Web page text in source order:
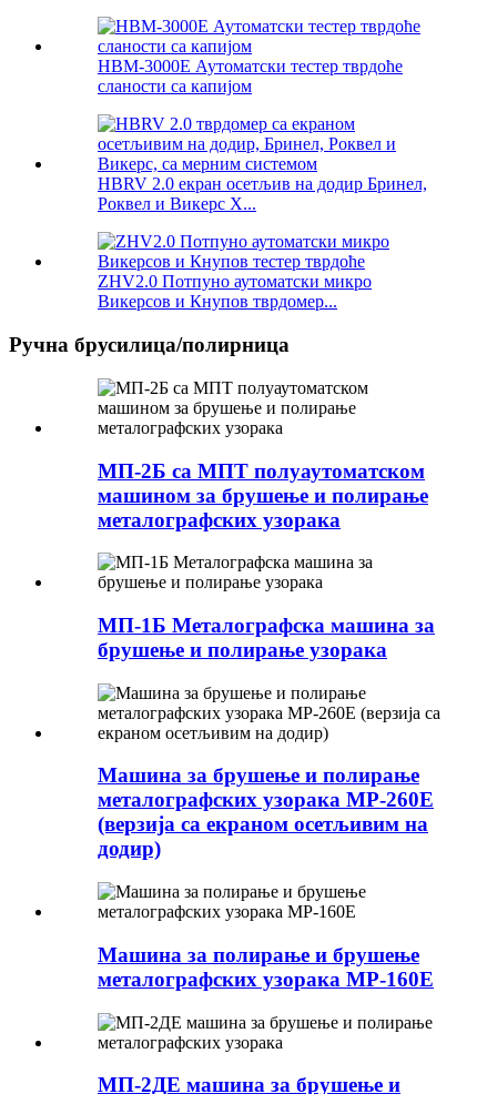
HBM-3000E Аутоматски тестер тврдоће
сланости са капијом
HBRV 2.0 екран осетљив на додир Бринел,
Роквел и Викерс Х...
ZHV2.0 Потпуно аутоматски микро
Викерсов и Кнупов тврдомер...
Ручна брусилица/полирница
МП-2Б са МПТ полуаутоматском
машином за брушење и полирање
металографских узорака
МП-1Б Металографска машина за
брушење и полирање узорака
Машина за брушење и полирање
металографских узорака MP-260E
(верзија са екраном осетљивим на
додир)
Машина за полирање и брушење
металографских узорака MP-160E
МП-2ДЕ машина за брушење и